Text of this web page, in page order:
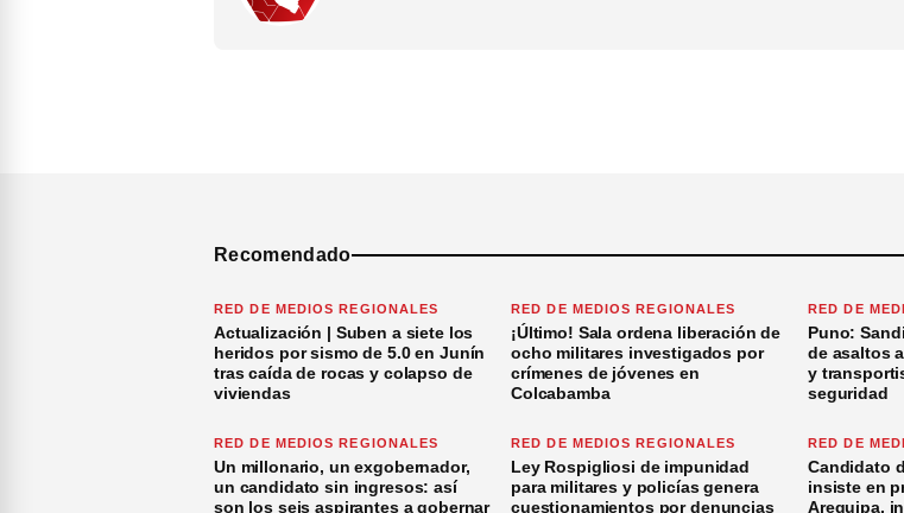
Recomendado
RED DE MEDIOS REGIONALES
Actualización | Suben a siete los
heridos por sismo de 5.0 en Junín
tras caída de rocas y colapso de
viviendas
RED DE MEDIOS REGIONALES
¡Último! Sala ordena liberación de
ocho militares investigados por
crímenes de jóvenes en
Colcabamba
RED DE
Puno:
de asaltos
y
seguridad
RED DE MEDIOS REGIONALES
Un millonario, un exgobernador,
un candidato sin ingresos: así
son los seis aspirantes a gobernar
RED DE MEDIOS REGIONALES
Ley Rospigliosi de impunidad
para militares y policías genera
cuestionamientos por denuncias
RED DE
Candidato
insiste en
Arequipa,